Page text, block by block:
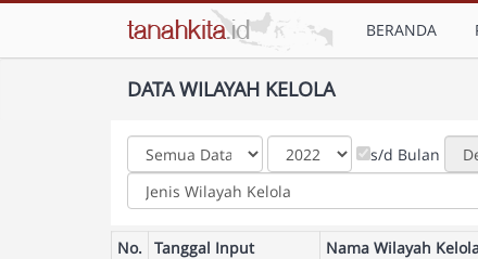
BERANDA
DATA WILAYAH KELOLA
s/d Bulan
No. Tanggal Input Nama Wilayah